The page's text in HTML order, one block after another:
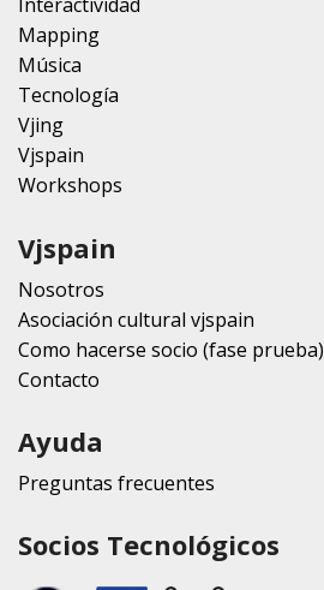
Mapping
Música
Tecnología
Vjing
Vjspain
Workshops
Vjspain
Nosotros
Asociación cultural vjspain
Como hacerse socio (fase prueba)
Contacto
Ayuda
Preguntas frecuentes
Socios Tecnológicos